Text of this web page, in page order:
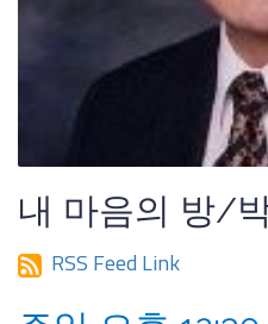
내 마음의 방/
RSS Feed Link